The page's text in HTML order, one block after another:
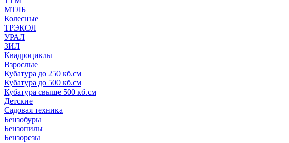
МТЛБ
Колесные
ТРЭКОЛ
УРАЛ
ЗИЛ
Квадроциклы
Взрослые
Кубатура до 250 кб.см
Кубатура до 500 кб.см
Кубатура свыше 500 кб.см
Детские
Садовая техника
Бензобуры
Бензопилы
Бензорезы